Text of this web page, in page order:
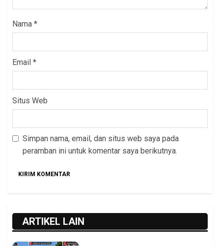
Nama *
Email *
Situs Web
Simpan nama, email, dan situs web saya pada
peramban ini untuk komentar saya berikutnya.
ARTIKEL LAIN